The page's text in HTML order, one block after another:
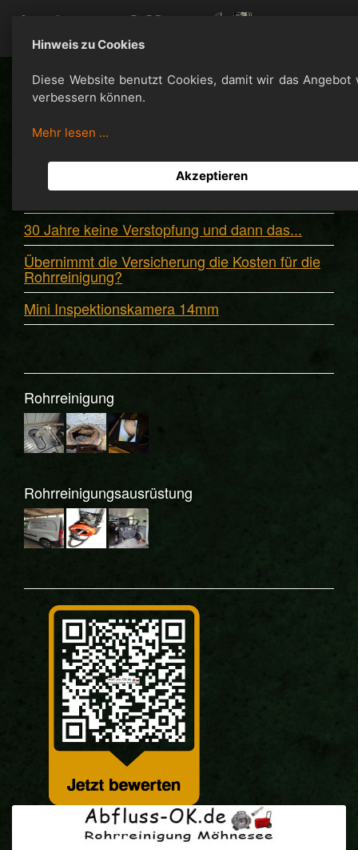
Neuigkeiten
Abfluss-Alarm am Möhnesee? Nicht ignorieren!
Kosten vermeiden, Sommercheck
30 Jahre keine Verstopfung und dann das...
Übernimmt die Versicherung die Kosten für die
Rohrreinigung?
Mini Inspektionskamera 14mm
Rohrreinigung
Rohrreinigungsausrüstung
Hinweis zu Cookies
Diese Website benutzt Cookies, damit wir das Angebot
verbessern können.
Mehr lesen ...
Akzeptieren